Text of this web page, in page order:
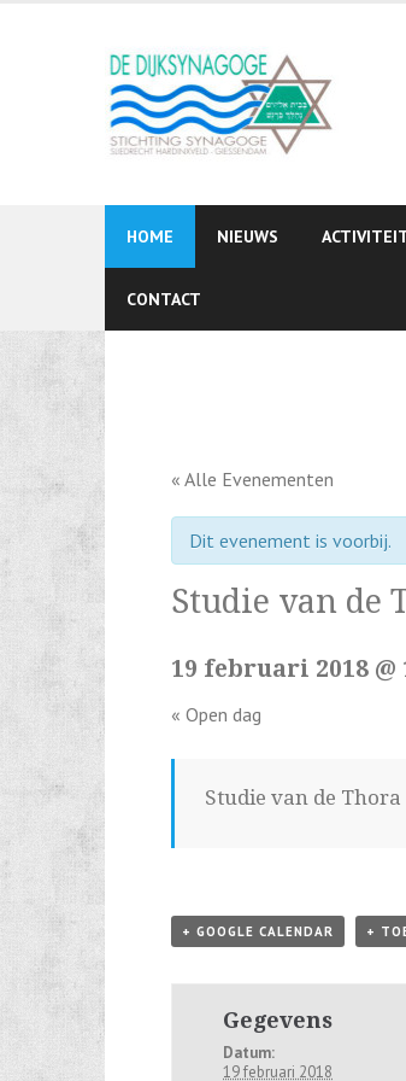
HOME NIEUWS
CONTACT
« Alle Evenementen
Dit evenement is voorbij.
Studie van de
19 februari 2018 @
« Open dag
Studie van de
+ GOOGLE CALENDAR +
Gegevens
Datum:
19 februari 2018